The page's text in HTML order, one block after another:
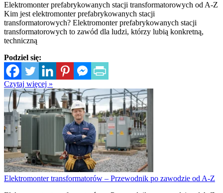
Elektromonter prefabrykowanych stacji transformatorowych od A-Z
Kim jest elektromonter prefabrykowanych stacji
transformatorowych? Elektromonter prefabrykowanych stacji
transformatorowych to zawód dla ludzi, którzy lubią konkretną,
techniczną
Podziel się:
Czytaj więcej »
Elektromonter transformatorów – Przewodnik po zawodzie od A-Z